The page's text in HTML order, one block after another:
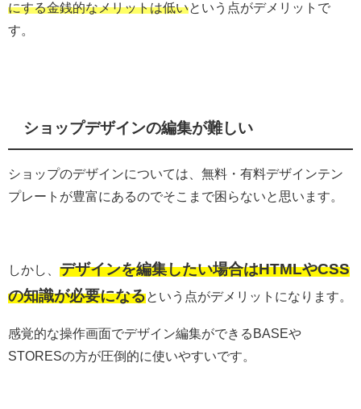
にする金銭的なメリットは低いという点がデメリットで
す。
ショップデザインの編集が難しい
ショップのデザインについては、無料・有料デザインテン
プレートが豊富にあるのでそこまで困らないと思います。
しかし、 デザインを編集したい場合はHTMLやCSS
の知識が必要になるという点がデメリットになります。
感覚的な操作画面でデザイン編集ができるBASEや
STORESの方が圧倒的に使いやすいです。